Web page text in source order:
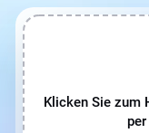
Klicken Sie zum